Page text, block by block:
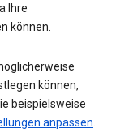
Ihre
können.
können,
beispielsweise
anpassen